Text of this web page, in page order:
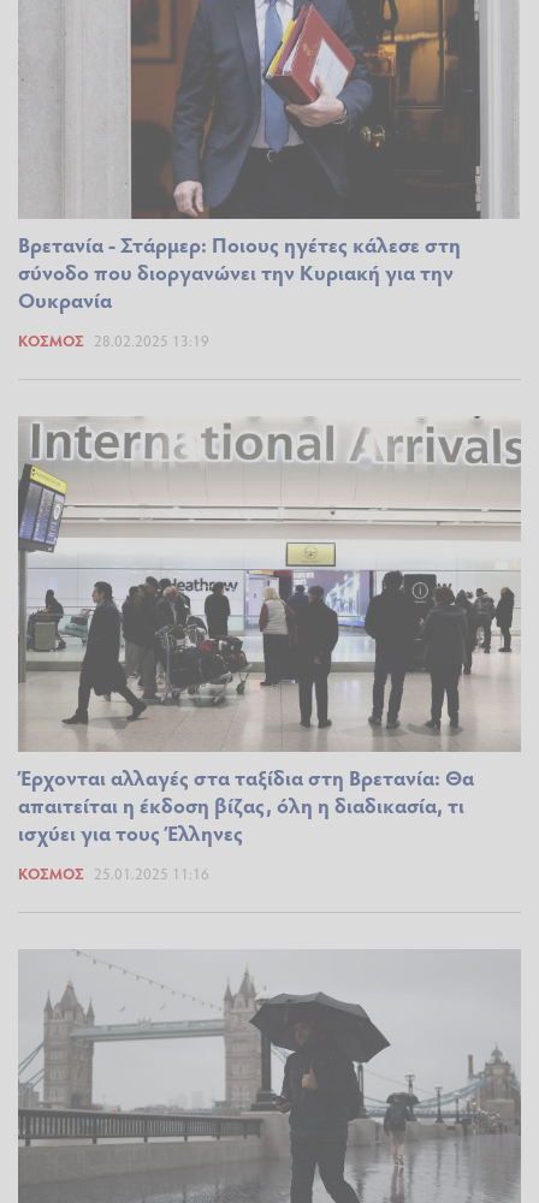
Βρετανία - Στάρμερ: Ποιους ηγέτες κάλεσε στη
σύνοδο που διοργανώνει την Κυριακή για την
Ουκρανία
ΚΌΣΜΟΣ 28.02.2025 13:19
Έρχονται αλλαγές στα ταξίδια στη Βρετανία: Θα
απαιτείται η έκδοση βίζας, όλη η διαδικασία, τι
ισχύει για τους Έλληνες
ΚΌΣΜΟΣ 25.01.2025 11:16